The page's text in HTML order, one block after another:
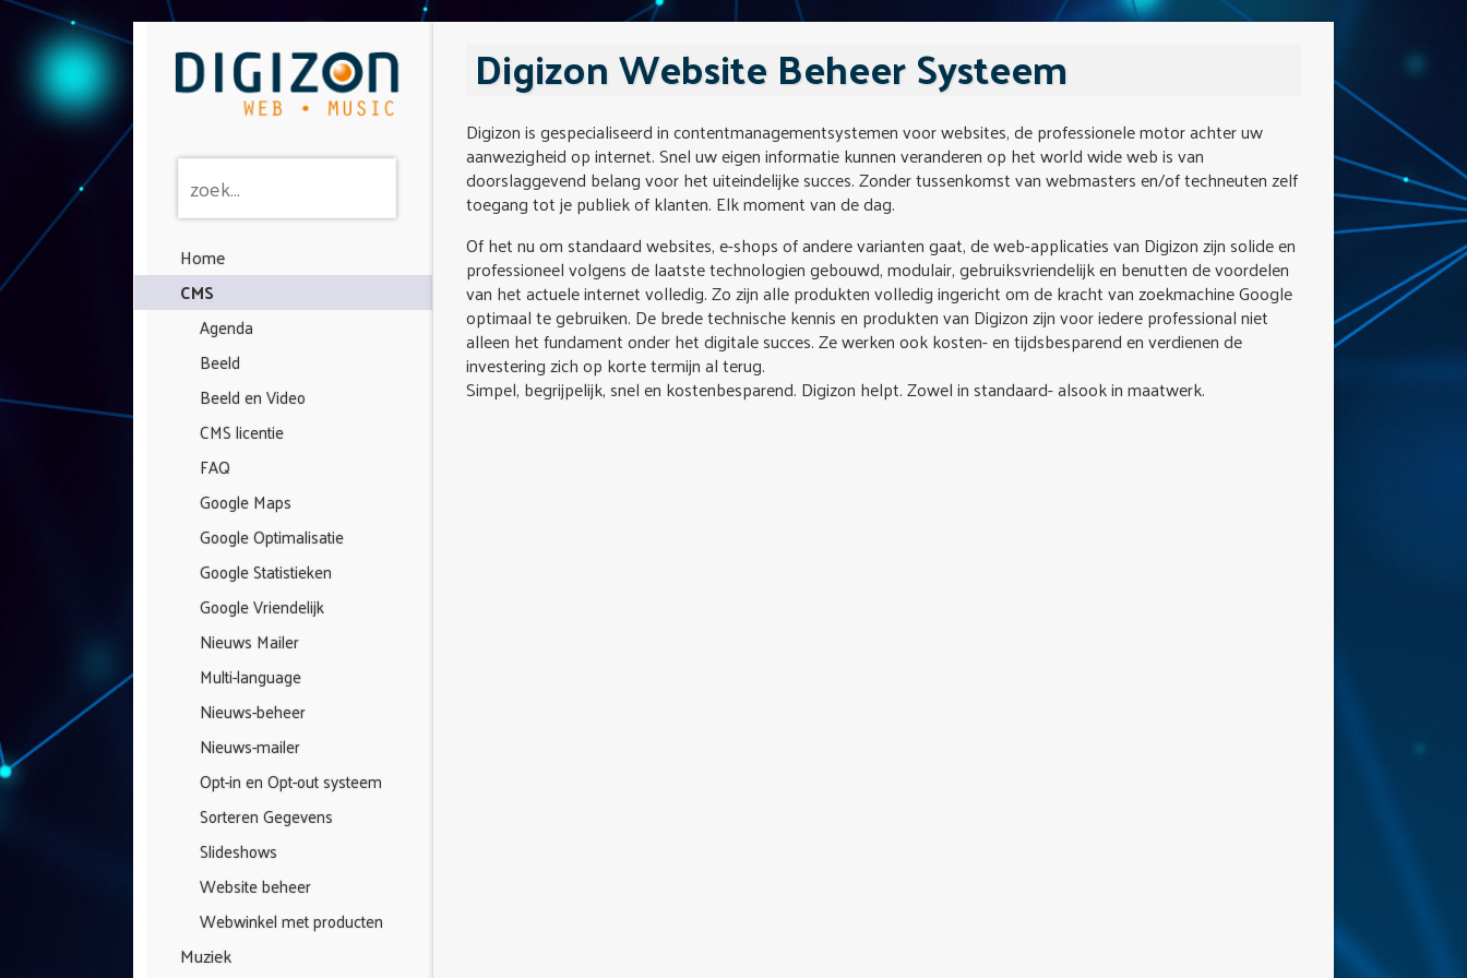
Home
CMS
Agenda
Beeld
Beeld en Video
CMS licentie
FAQ
Google Maps
Google Optimalisatie
Google Statistieken
Google Vriendelijk
Nieuws Mailer
Multi-language
Nieuws-beheer
Nieuws-mailer
Opt-in en Opt-out systeem
Sorteren Gegevens
Slideshows
Website beheer
Webwinkel met producten
Muziek
Digizon Website Beheer Systeem
Digizon is gespecialiseerd in contentmanagementsystemen voor websites, de professionele motor achter uw
aanwezigheid op internet. Snel uw eigen informatie kunnen veranderen op het world wide web is van
doorslaggevend belang voor het uiteindelijke succes. Zonder tussenkomst van webmasters en/of techneuten zelf
toegang tot je publiek of klanten. Elk moment van de dag.
Of het nu om standaard websites, e-shops of andere varianten gaat, de web-applicaties van Digizon zijn solide en
professioneel volgens de laatste technologien gebouwd, modulair, gebruiksvriendelijk en benutten de voordelen
van het actuele internet volledig. Zo zijn alle produkten volledig ingericht om de kracht van zoekmachine Google
optimaal te gebruiken. De brede technische kennis en produkten van Digizon zijn voor iedere professional niet
alleen het fundament onder het digitale succes. Ze werken ook kosten- en tijdsbesparend en verdienen de
investering zich op korte termijn al terug.
Simpel, begrijpelijk, snel en kostenbesparend. Digizon helpt. Zowel in standaard- alsook in maatwerk.